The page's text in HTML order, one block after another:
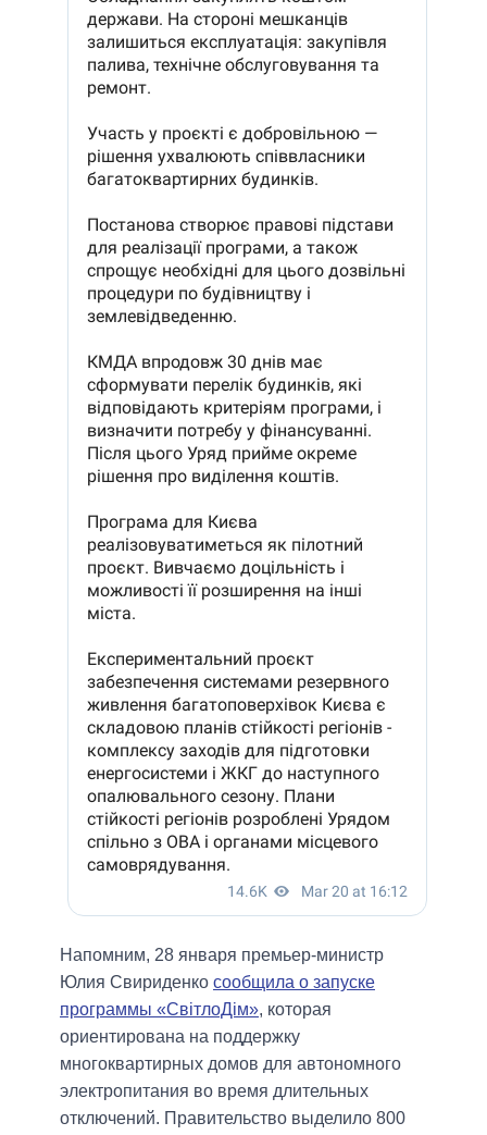
Напомним, 28 января премьер-министр
Юлия Свириденко сообщила о запуске
программы «СвітлоДім», которая
ориентирована на поддержку
многоквартирных домов для автономного
электропитания во время длительных
отключений. Правительство выделило 800